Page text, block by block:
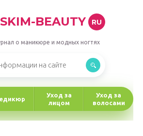
SKIM-BEAUTY RU
о маникюре и модных ногтях
Уход за
лицом
Уход за
волосами